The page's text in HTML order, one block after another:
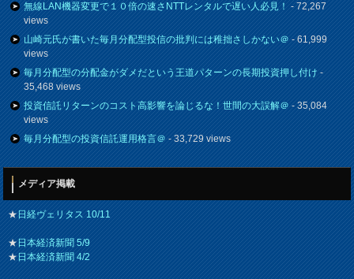
無線LAN機器変更で１０倍の速さNTTレンタルで遅い人必見！- 72,267
views
山崎元氏が書いた毎月分配型投信の批判には稚拙さしかない＠- 61,999
views
毎月分配型の分配金がダメだという王道パターンの長期投資押し付け-
35,468 views
投資信託リターンのコスト高影響を論じるな！世間の大誤解＠- 35,084
views
毎月分配型の投資信託運用格言＠- 33,729 views
メディア掲載
★日経ヴェリタス 10/11
★日本経済新聞 5/9
★日本経済新聞 4/2